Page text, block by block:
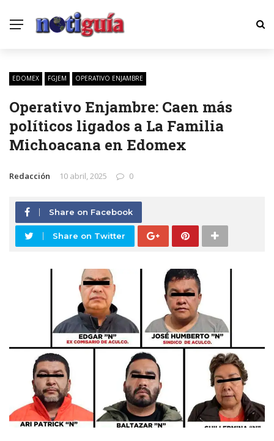
EDOMEX FGJEM OPERATIVO ENJAMBRE
Operativo Enjambre: Caen más
políticos ligados a La Familia
Michoacana en Edomex
Redacción 10 abril, 2025 0
Share on Facebook
Share on Twitter